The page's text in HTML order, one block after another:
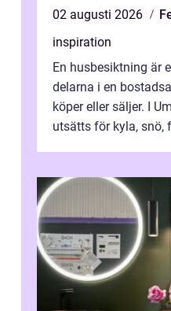
02 augusti 2026
inspiration
En husbesiktning är
delarna i en
köper eller säljer. I
utsätts för kyla, snö,